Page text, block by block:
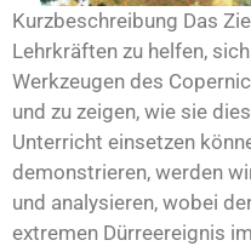
Kurzbeschreibung Das
Lehrkräften zu helfen,
Werkzeugen des
und zu zeigen, wie sie
Unterricht einsetzen
demonstrieren, werden
und analysieren, wobei
extremen Dürreereignis